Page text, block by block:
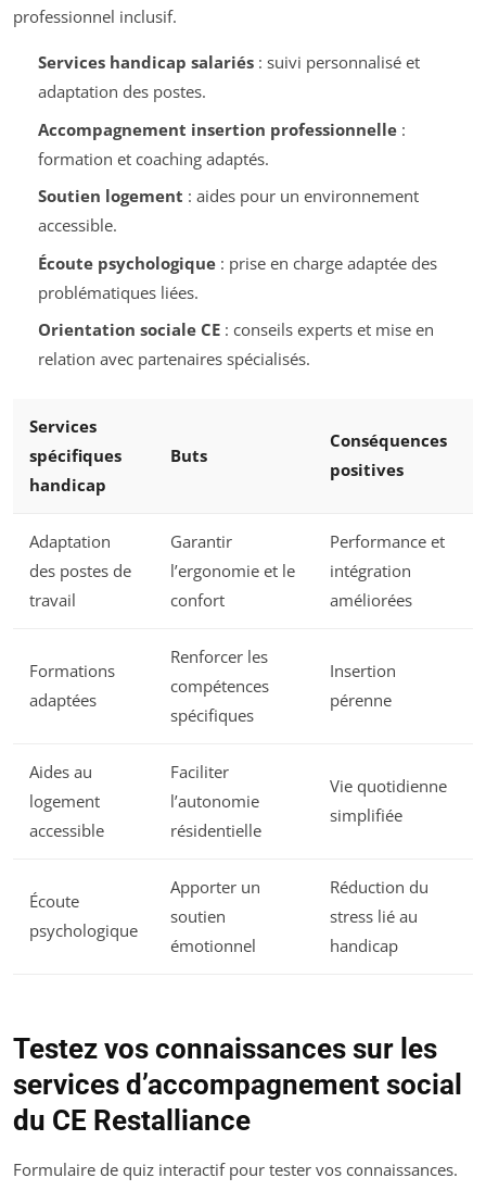
professionnel inclusif.
Services handicap salariés: suivi personnalisé et
adaptation des postes.
Accompagnement insertion professionnelle:
formation et coaching adaptés.
Soutien logement : aides pour un environnement
accessible.
Écoute psychologique: prise en charge adaptée des
problématiques liées.
Orientation sociale CE: conseils experts et mise en
relation avec partenaires spécialisés.
Services
spécifiques
handicap
Buts
Conséquences
positives
Adaptation
des postes de
travail
Garantir
l’ergonomie et le
confort
Performance et
intégration
améliorées
Formations
adaptées
Renforcer les
compétences
spécifiques
Insertion
pérenne
Aides au
logement
accessible
Faciliter
l’autonomie
résidentielle
Vie quotidienne
simplifiée
Écoute
psychologique
Apporter un
soutien
émotionnel
Réduction du
stress lié au
handicap
Testez vos connaissances sur les
services d’accompagnement social
du CE Restalliance
Formulaire de quiz interactif pour tester vos connaissances.